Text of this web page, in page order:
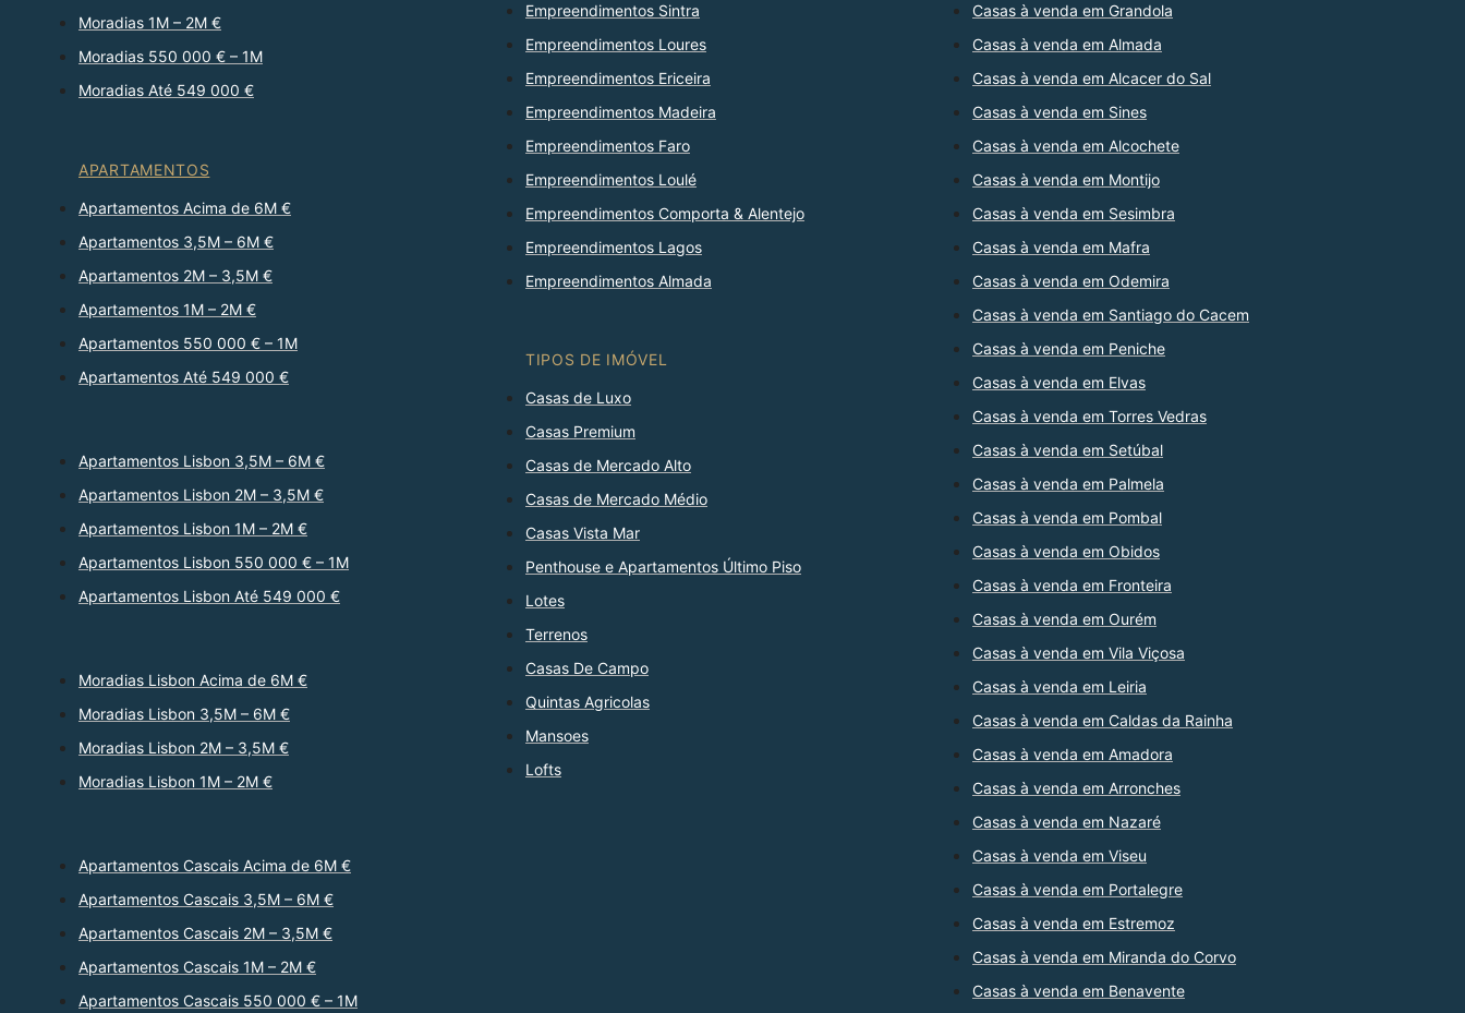
Moradias 1M – 2M €
Moradias 550 000 € – 1M
Moradias Até 549 000 €
APARTAMENTOS
Apartamentos Acima de 6M €
Apartamentos 3,5M – 6M €
Apartamentos 2M – 3,5M €
Apartamentos 1M – 2M €
Apartamentos 550 000 € – 1M
Apartamentos Até 549 000 €
Apartamentos Lisbon 3,5M – 6M €
Apartamentos Lisbon 2M – 3,5M €
Apartamentos Lisbon 1M – 2M €
Apartamentos Lisbon 550 000 € – 1M
Apartamentos Lisbon Até 549 000 €
Moradias Lisbon Acima de 6M €
Moradias Lisbon 3,5M – 6M €
Moradias Lisbon 2M – 3,5M €
Moradias Lisbon 1M – 2M €
Apartamentos Cascais Acima de 6M €
Apartamentos Cascais 3,5M – 6M €
Apartamentos Cascais 2M – 3,5M €
Apartamentos Cascais 1M – 2M €
Apartamentos Cascais 550 000 € – 1M
Empreendimentos Sintra
Empreendimentos Loures
Empreendimentos Ericeira
Empreendimentos Madeira
Empreendimentos Faro
Empreendimentos Loulé
Empreendimentos Comporta & Alentejo
Empreendimentos Lagos
Empreendimentos Almada
TIPOS DE IMÓVEL
Casas de Luxo
Casas Premium
Casas de Mercado Alto
Casas de Mercado Médio
Casas Vista Mar
Penthouse e Apartamentos Último Piso
Lotes
Terrenos
Casas De Campo
Quintas Agricolas
Mansoes
Lofts
Casas à venda em Grandola
Casas à venda em Almada
Casas à venda em Alcacer do Sal
Casas à venda em Sines
Casas à venda em Alcochete
Casas à venda em Montijo
Casas à venda em Sesimbra
Casas à venda em Mafra
Casas à venda em Odemira
Casas à venda em Santiago do Cacem
Casas à venda em Peniche
Casas à venda em Elvas
Casas à venda em Torres Vedras
Casas à venda em Setúbal
Casas à venda em Palmela
Casas à venda em Pombal
Casas à venda em Obidos
Casas à venda em Fronteira
Casas à venda em Ourém
Casas à venda em Vila Viçosa
Casas à venda em Leiria
Casas à venda em Caldas da Rainha
Casas à venda em Amadora
Casas à venda em Arronches
Casas à venda em Nazaré
Casas à venda em Viseu
Casas à venda em Portalegre
Casas à venda em Estremoz
Casas à venda em Miranda do Corvo
Casas à venda em Benavente